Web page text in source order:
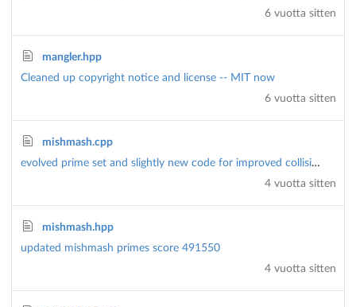
6 vuotta sitten
mangler.hpp
Cleaned up copyright notice and license -- MIT now
6 vuotta sitten
mishmash.cpp
evolved prime set and slightly new code for improved collision and avalanch performance
4 vuotta sitten
mishmash.hpp
updated mishmash primes score 491550
4 vuotta sitten